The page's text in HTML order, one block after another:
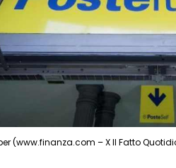
(www.finanza.com – X Il Fatto